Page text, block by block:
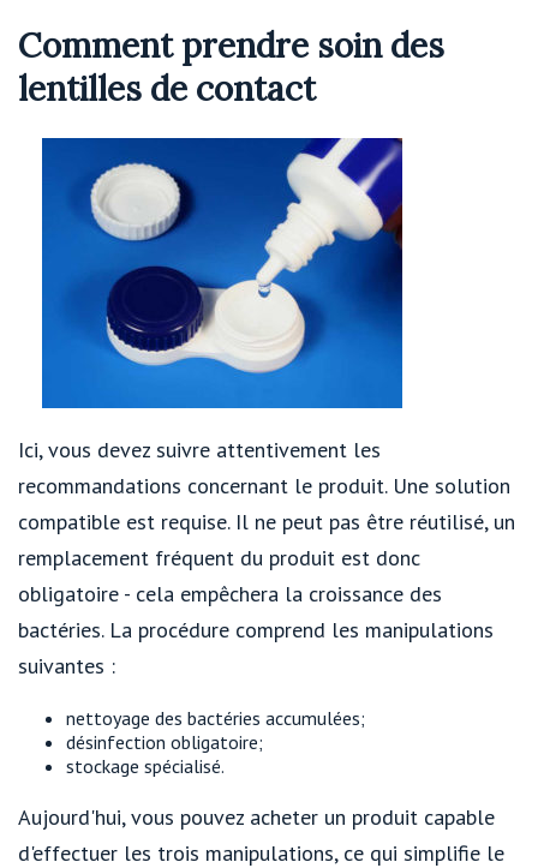
Comment prendre soin des
lentilles de contact
Ici, vous devez suivre attentivement les
recommandations concernant le produit. Une solution
compatible est requise. Il ne peut pas être réutilisé, un
remplacement fréquent du produit est donc
obligatoire - cela empêchera la croissance des
bactéries. La procédure comprend les manipulations
suivantes :
nettoyage des bactéries accumulées;
désinfection obligatoire;
stockage spécialisé.
Aujourd'hui, vous pouvez acheter un produit capable
d'effectuer les trois manipulations, ce qui simplifie le